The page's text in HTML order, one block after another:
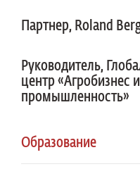
Партнер, Roland
Руководитель,
центр «Агробизнес
промышленность»
Образование